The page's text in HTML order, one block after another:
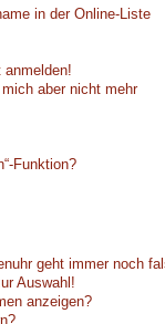
in der Online-Liste
anmelden!
aber nicht mehr
Funktion?
geht immer noch
Auswahl!
anzeigen?